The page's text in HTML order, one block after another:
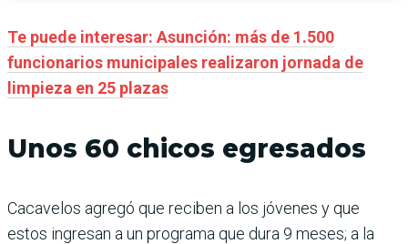
Te puede interesar: Asunción: más de 1.500
funcionarios municipales realizaron jornada de
limpieza en 25 plazas
Unos 60 chicos egresados
Cacavelos agregó que reciben a los jóvenes y que
estos ingresan a un programa que dura 9 meses; a la